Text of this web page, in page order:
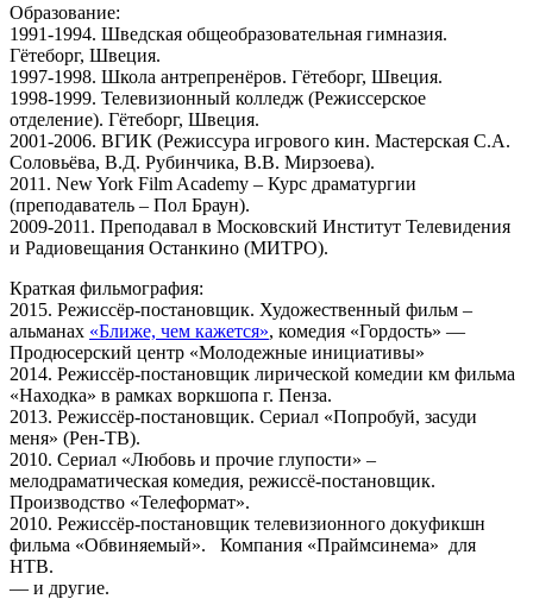
Образование:
1991-1994. Шведская общеобразовательная гимназия.
Гётеборг, Швеция.
1997-1998. Школа антрепренёров. Гётеборг, Швеция.
1998-1999. Телевизионный колледж (Режиссерское
отделение). Гётеборг, Швеция.
2001-2006. ВГИК (Режиссура игрового кин. Мастерская С.А.
Соловьёва, В.Д. Рубинчика, В.В. Мирзоева).
2011. New York Film Academy – Курс драматургии
(преподаватель – Пол Браун).
2009-2011. Преподавал в Московский Институт Телевидения
и Радиовещания Останкино (МИТРО).
Краткая фильмография:
2015. Режиссёр-постановщик. Художественный фильм –
альманах «Ближе, чем кажется», комедия «Гордость» —
Продюсерский центр «Молодежные инициативы»
2014. Режиссёр-постановщик лирической комедии км фильма
«Находка» в рамках воркшопа г. Пенза.
2013. Режиссёр-постановщик. Сериал «Попробуй, засуди
меня» (Рен-ТВ).
2010. Сериал «Любовь и прочие глупости» –
мелодраматическая комедия, режиссё-постановщик.
Производство «Телеформат».
2010. Режиссёр-постановщик телевизионного докуфикшн
фильма «Обвиняемый». Компания «Праймсинема» для
НТВ.
— и другие.